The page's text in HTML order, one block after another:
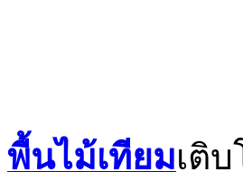
พื้นไม้เทียมเติ